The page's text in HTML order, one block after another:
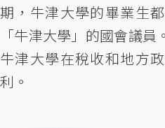
期，牛津大學的畢業生
「牛津大學」的國會議
牛津大學在稅收和地方
利。